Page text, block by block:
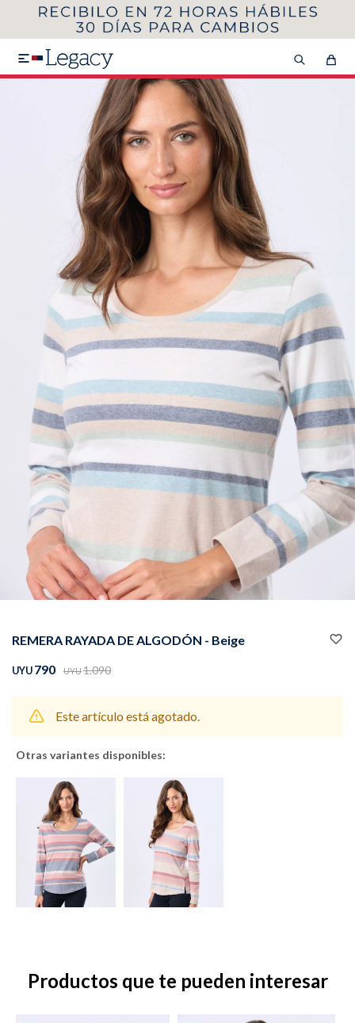

REMERA RAYADA DE ALGODÓN - Beige
UYU790 UYU1.090
Este artículo está agotado.
Otras variantes disponibles:
Productos que te pueden interesar
MI CUENTA
VER COLECCIÓN DE HOMBRE
HASTA 40%OFF SEGUNDA 50%
Remeras Camisas
Buzos Pantalones
Camperas Chalecos
Canguros Jeans
Shorts
Sacos Calzado
Bolsos y valijas Accesorios